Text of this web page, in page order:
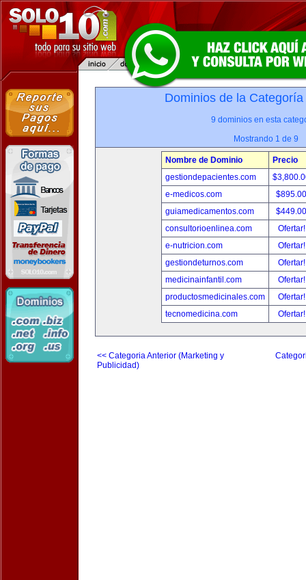
Dominios de la
9 dominios en esta
Mostrando 1 de 9
Nombre de Dominio
Precio
gestiondepacientes.com
e-medicos.com
guiamedicamentos.com
consultorioenlinea.com
e-nutricion.com
gestiondeturnos.com
medicinainfantil.com
productosmedicinales.com
tecnomedicina.com
<< Categoria Anterior (Marketing y
Publicidad)